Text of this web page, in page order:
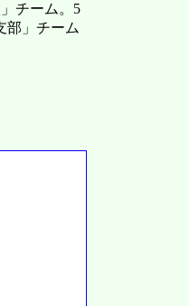
チーム。5
部」チーム